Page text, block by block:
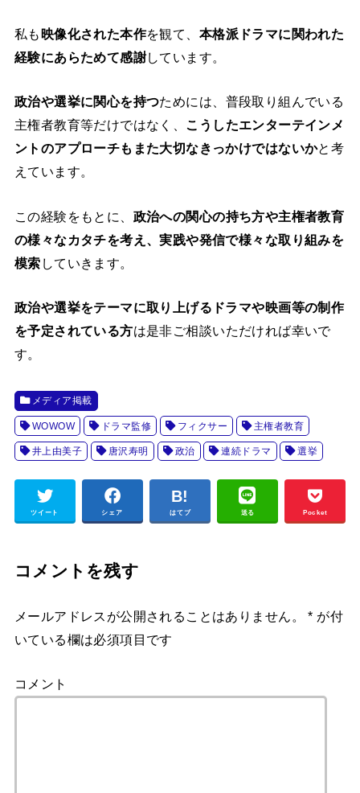
私も映像化された本作を観て、 本格派ドラマに関われた
経験にあらためて感謝しています。
政治や選挙に関心を持つためには、普段取り組んでいる
主権者教育等だけではなく、 こうしたエンターテインメ
ントのアプローチもまた大切なきっかけではないかと考
えています。
この経験をもとに、 政治への関心の持ち方や主権者教育
の様々なカタチを考え、実践や発信で様々な取り組みを
模索 していきます。
政治や選挙をテーマに取り上げるドラマや映画等の制作
を予定されている方は是非ご相談いただければ幸いで
す。
メディア掲載
WOWOW ドラマ監修 フィクサー 主権者教育
井上由美子 唐沢寿明 政治 連続ドラマ 選挙
ツイート シェア はてブ 送る Pocket
コメントを残す
メールアドレスが公開されることはありません。 * が付
いている欄は必須項目です
コメント